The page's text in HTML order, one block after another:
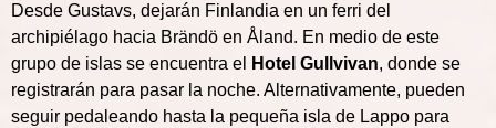
Desde Gustavs, dejarán Finlandia en un ferri del
archipiélago hacia Brändö en Åland. En medio de este
grupo de islas se encuentra el
Hotel Gullvivan, donde se
registrarán para pasar la noche. Alternativamente, pueden
seguir pedaleando hasta la pequeña isla de Lappo para